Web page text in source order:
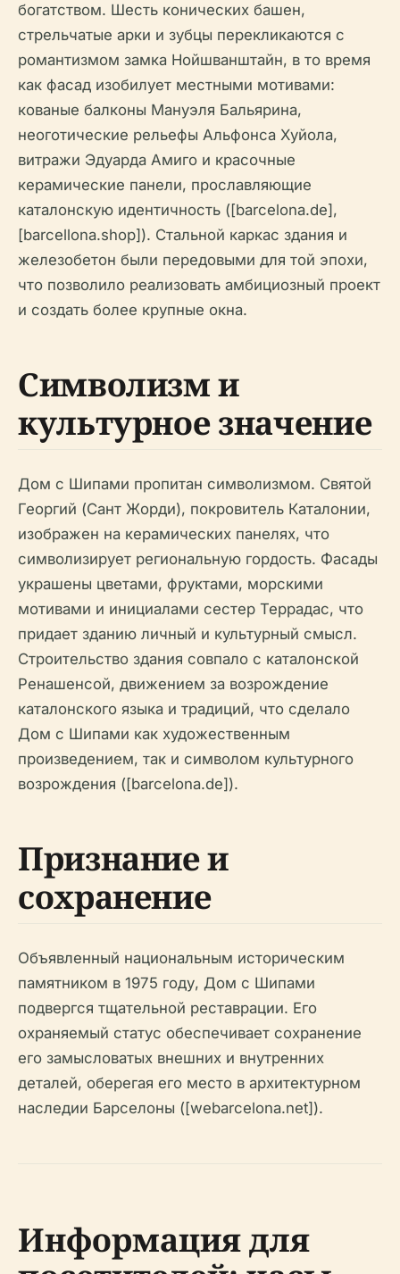
богатством. Шесть конических башен,
стрельчатые арки и зубцы перекликаются с
романтизмом замка Нойшванштайн, в то время
как фасад изобилует местными мотивами:
кованые балконы Мануэля Бальярина,
неоготические рельефы Альфонса Хуйола,
витражи Эдуарда Амиго и красочные
керамические панели, прославляющие
каталонскую идентичность ([barcelona.de],
[barcellona.shop]). Стальной каркас здания и
железобетон были передовыми для той эпохи,
что позволило реализовать амбициозный проект
и создать более крупные окна.
Символизм и
культурное значение
Дом с Шипами пропитан символизмом. Святой
Георгий (Сант Жорди), покровитель Каталонии,
изображен на керамических панелях, что
символизирует региональную гордость. Фасады
украшены цветами, фруктами, морскими
мотивами и инициалами сестер Террадас, что
придает зданию личный и культурный смысл.
Строительство здания совпало с каталонской
Ренашенсой, движением за возрождение
каталонского языка и традиций, что сделало
Дом с Шипами как художественным
произведением, так и символом культурного
возрождения ([barcelona.de]).
Признание и
сохранение
Объявленный национальным историческим
памятником в 1975 году, Дом с Шипами
подвергся тщательной реставрации. Его
охраняемый статус обеспечивает сохранение
его замысловатых внешних и внутренних
деталей, оберегая его место в архитектурном
наследии Барселоны ([webarcelona.net]).
Информация для